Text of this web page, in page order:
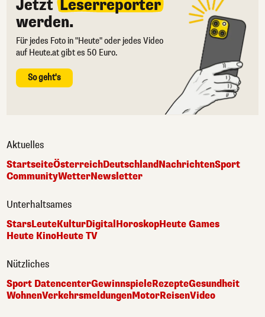
Jetzt Leserreporter
werden.
Für jedes Foto in "Heute" oder jedes Video
auf Heute.at gibt es 50 Euro.
So geht's
Aktuelles
StartseiteÖsterreichDeutschlandNachrichtenSport
CommunityWetterNewsletter
Unterhaltsames
StarsLeuteKulturDigitalHoroskopHeute Games
Heute KinoHeute TV
Nützliches
Sport DatencenterGewinnspieleRezepteGesundheit
WohnenVerkehrsmeldungenMotorReisenVideo